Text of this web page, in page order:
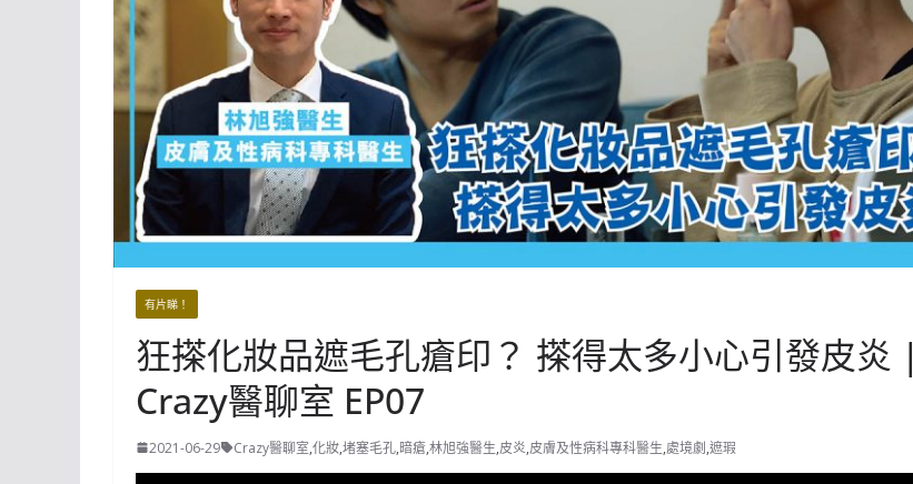
有片睇！
狂搽化妝品遮毛孔瘡印？ 搽得太多小心引發皮炎 |
Crazy醫聊室 EP07
2021-06-29 Crazy醫聊室,化妝,堵塞毛孔,暗瘡,林旭強醫生,皮炎,皮膚及性病科專科醫生,處境劇,遮瑕